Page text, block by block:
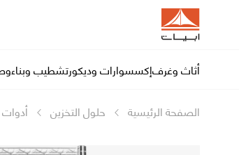
أثاث وغرفإكسسوارات وديكورتشطيب وبناء
الصفحة الرئيسية حلول التخزين